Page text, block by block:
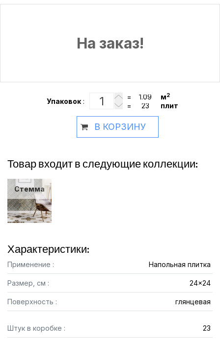
На заказ!
Упаковок :
= м2
= плит
В КОРЗИНУ
Товар входит в следующие коллекции:
Стемма
Характеристики:
Применение : Напольная плитка
Размер, см : 24x24
Поверхность : глянцевая
Штук в коробке : 23